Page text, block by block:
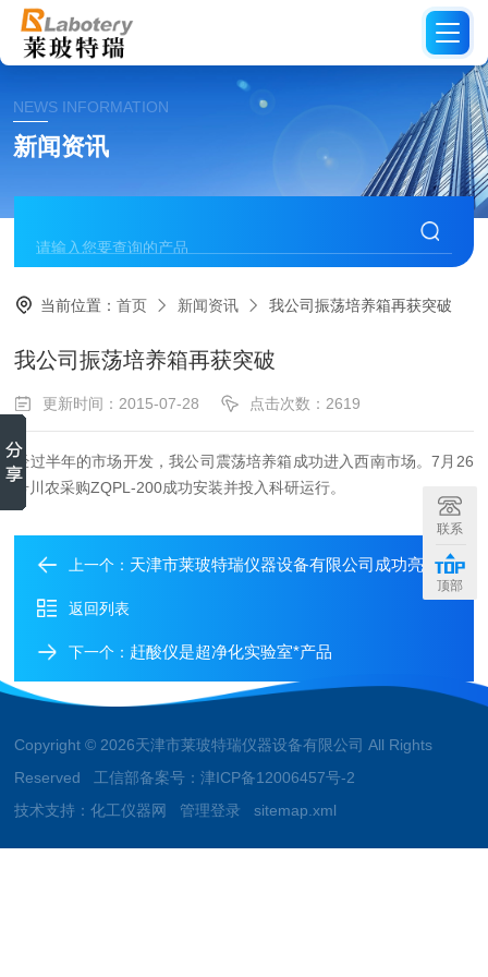
NEWS INFORMATION
新闻资讯
当前位置：首页 新闻资讯 我公司振荡培养箱再获突破
我公司振荡培养箱再获突破
更新时间：2015-07-28 点击次数：2619
经过半年的市场开发，我公司震荡培养箱成功进入西南市场。7月26
号川农采购ZQPL-200成功安装并投入科研运行。
上一个： 天津市莱玻特瑞仪器设备有限公司成功亮相西安科博会
返回列表
下一个： 赶酸仪是超净化实验室*产品
Copyright © 2026天津市莱玻特瑞仪器设备有限公司 All Rights
Reserved 工信部备案号：津ICP备12006457号-2
技术支持：化工仪器网 管理登录 sitemap.xml
联系
顶部